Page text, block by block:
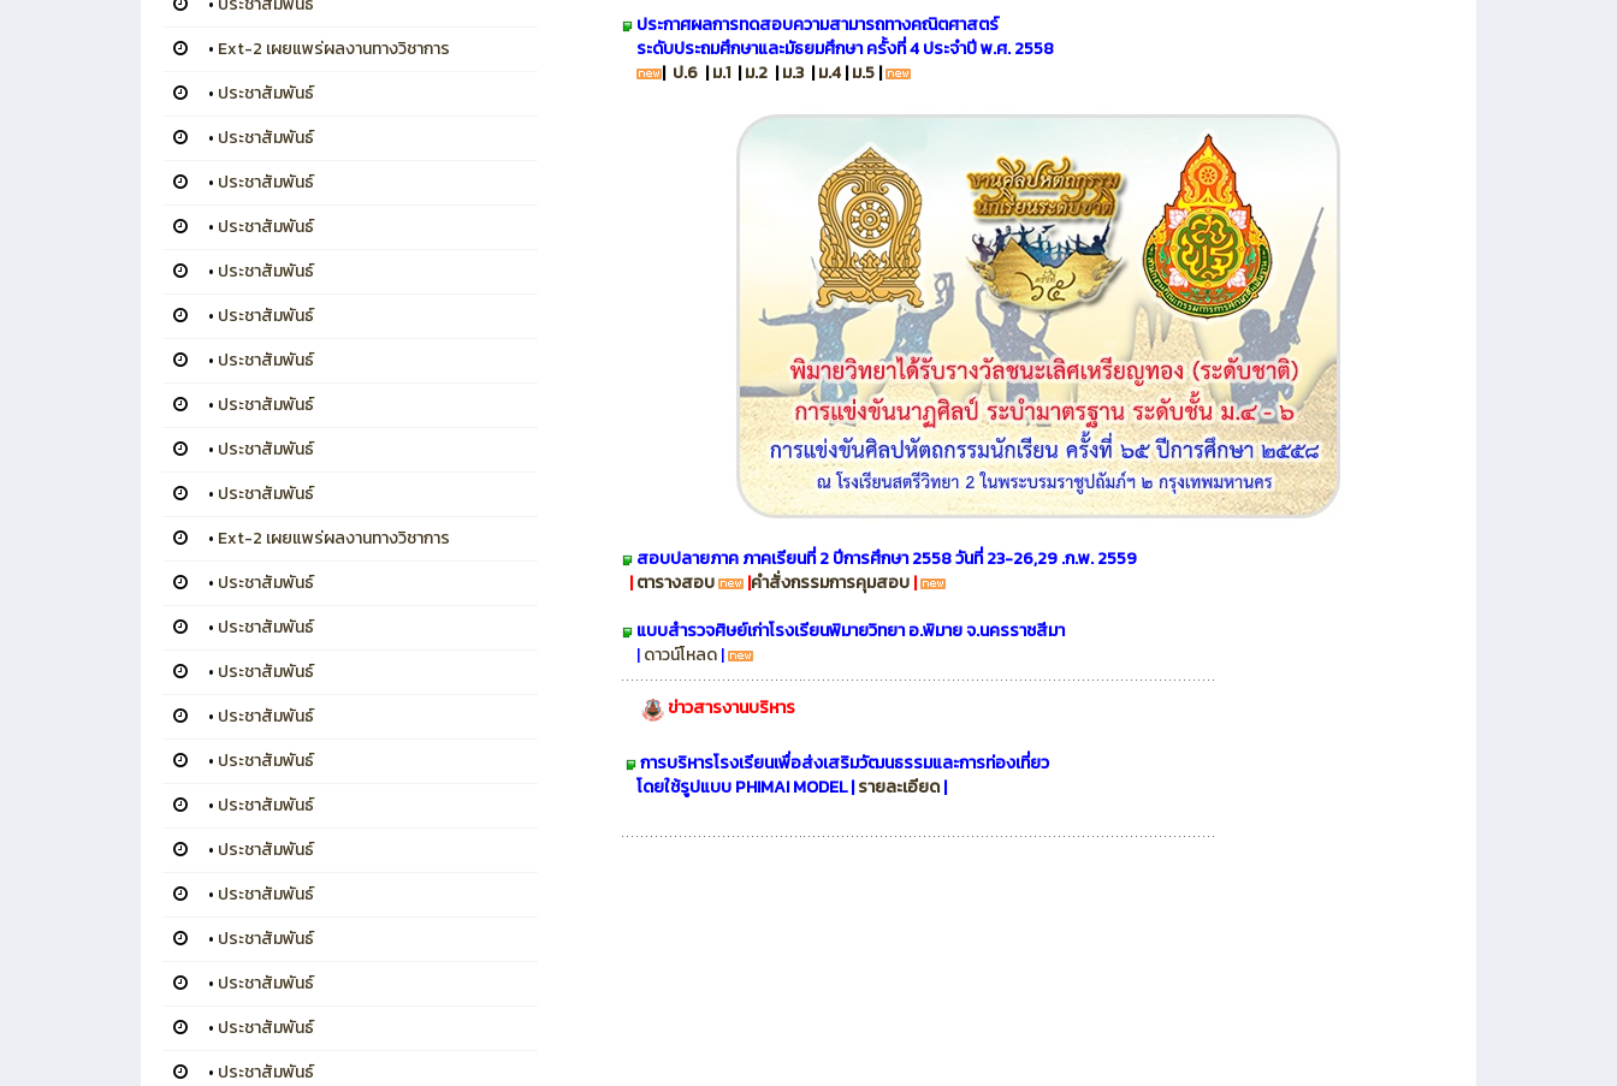
• Ext-2 เผยแพร่ผลงานทางวิชาการ
• ประชาสัมพันธ์
• ประชาสัมพันธ์
• ประชาสัมพันธ์
• ประชาสัมพันธ์
• ประชาสัมพันธ์
• ประชาสัมพันธ์
• ประชาสัมพันธ์
• ประชาสัมพันธ์
• ประชาสัมพันธ์
• ประชาสัมพันธ์
• Ext-2 เผยแพร่ผลงานทางวิชาการ
• ประชาสัมพันธ์
• ประชาสัมพันธ์
• ประชาสัมพันธ์
• ประชาสัมพันธ์
• ประชาสัมพันธ์
• ประชาสัมพันธ์
• ประชาสัมพันธ์
• ประชาสัมพันธ์
• ประชาสัมพันธ์
• ประชาสัมพันธ์
• ประชาสัมพันธ์
• ประชาสัมพันธ์
ประกาศผลการทดสอบความสามารถทางคณิตศาสตร์
ระดับประถมศึกษาและมัธยมศึกษา ครั้งที่ 4 ประจำปี พ.ศ. 2558
| ป.6 |ม.1 |ม.2 |ม.3 |ม.4|ม.5|
สอบปลายภาค ภาคเรียนที่ 2 ปีการศึกษา 2558 วันที่ 23-26,29 .ก.พ. 2559
|ตารางสอบ |คำสั่งกรรมการคุมสอบ|
แบบสำรวจศิษย์เก่าโรงเรียนพิมายวิทยา อ.พิมาย จ.นครราชสีมา
|ดาวน์โหลด|
ข่าวสารงานบริหาร
การบริหารโรงเรียนเพื่อส่งเสริมวัฒนธรรมและการท่องเที่ยว
โดยใช้รูปแบบ PHIMAI MODEL |รายละเอียด|